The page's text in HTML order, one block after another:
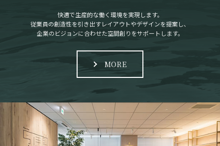
快適で生産的な働く環境を実現します。
従業員の創造性を引き出すレイアウトやデザインを提案し、
企業のビジョンに合わせた空間創りをサポートします。
MORE